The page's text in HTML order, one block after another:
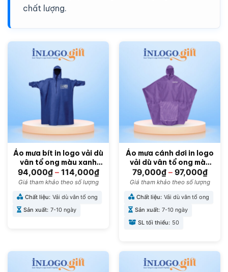
chất lượng.
Áo mưa bít in logo vải dù
vân tổ ong màu xanh
dương 1mx1m53 AM-01
94,000₫– 114,000₫
Giá tham khảo theo số lượng
Chất liệu: Vải dù vân tổ ong
Sản xuất: 7-10 ngày
Áo mưa cánh dơi in logo
vải dù vân tổ ong màu
tím 138cmx155cm AM-
03
79,000₫– 97,000₫
Giá tham khảo theo số lượng
Chất liệu: Vải dù vân tổ ong
Sản xuất: 7-10 ngày
SL tối thiểu: 50